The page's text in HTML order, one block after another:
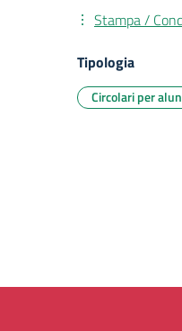
Stampa /
Tipologia
Circolari per